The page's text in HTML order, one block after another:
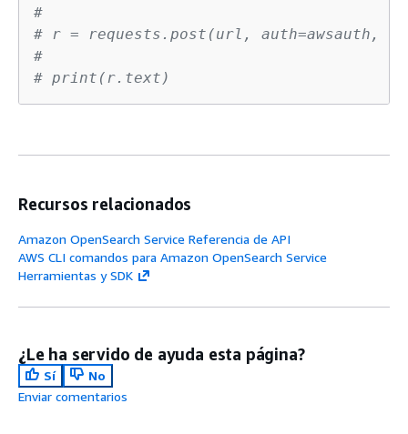
#
# r = requests.post(url, auth=awsauth,
#
# print(r.text)
Recursos relacionados
Amazon OpenSearch Service Referencia de API
AWS CLI comandos para Amazon OpenSearch Service
Herramientas y SDK
¿Le ha servido de ayuda esta página?
Sí
No
Enviar comentarios